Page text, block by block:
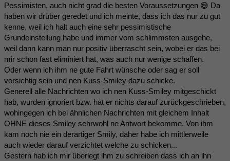
Pessimisten, auch nicht grad die besten Voraussetzungen 😅 Da
haben wir drüber geredet und ich meinte, dass ich das nur zu gut
kenne, weil ich halt auch eine sehr pessimistische
Grundeinstellung habe und immer vom schlimmsten ausgehe,
weil dann kann man nur positiv überrascht sein, wobei er das bei
mir schon fast eliminiert hat, was auch nur wenige schaffen.
Oder wenn ich ihm ne gute Fahrt wünsche oder sag er soll
vorsichtig sein und nen Kuss-Smiley dazu schicke.
Generell alle Nachrichten wo ich nen Kuss-Smiley mitgeschickt
hab, wurden ignoriert bzw. hat er nichts darauf zurückgeschrieben,
wohingegen ich bei ähnlichen Nachrichten mit gleichem Inhalt
OHNE dieses Smiley sehrwohl ne Antwort bekomme. Von ihm
kam noch nie ein derartiger Smily, daher habe ich mittlerweile
auch wieder darauf verzichtet welche zu schicken...
Gestern hab ich mir überlegt ihm zu schreiben dass ich an ihn